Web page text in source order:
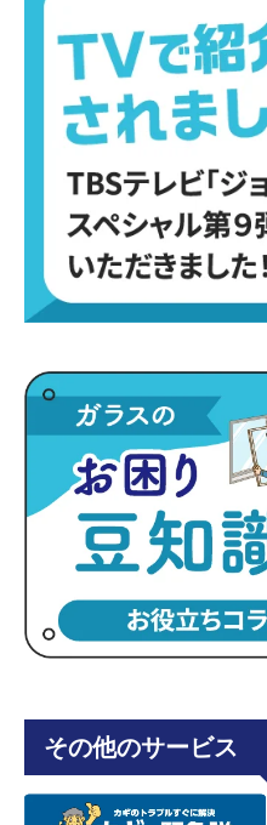
その他のサービス